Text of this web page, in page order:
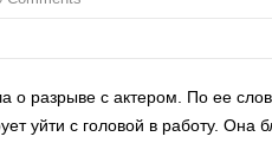
о разрыве с актером. По ее
уйти с головой в работу. Она